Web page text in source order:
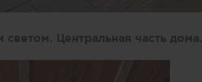
светом. Центральная часть дома.